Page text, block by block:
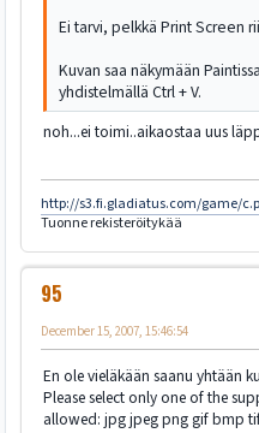
Ei tarvi, pelkkä Print Screen
Kuvan saa näkymään
yhdistelmällä Ctrl + V.
noh...ei toimi..aikaostaa uus
http://s3.fi.gladiatus.com/game/
Tuonne rekisteröitykää
95
December 15, 2007, 15:46:54
En ole vieläkään saanu yhtään
Please select only one of the
allowed: jpg jpeg png gif bmp